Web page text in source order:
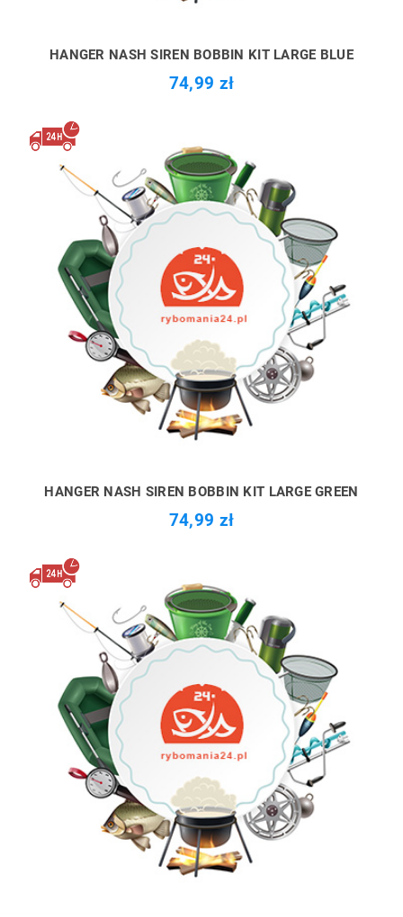
HANGER NASH SIREN BOBBIN KIT LARGE BLUE
74,99 zł
HANGER NASH SIREN BOBBIN KIT LARGE GREEN
74,99 zł